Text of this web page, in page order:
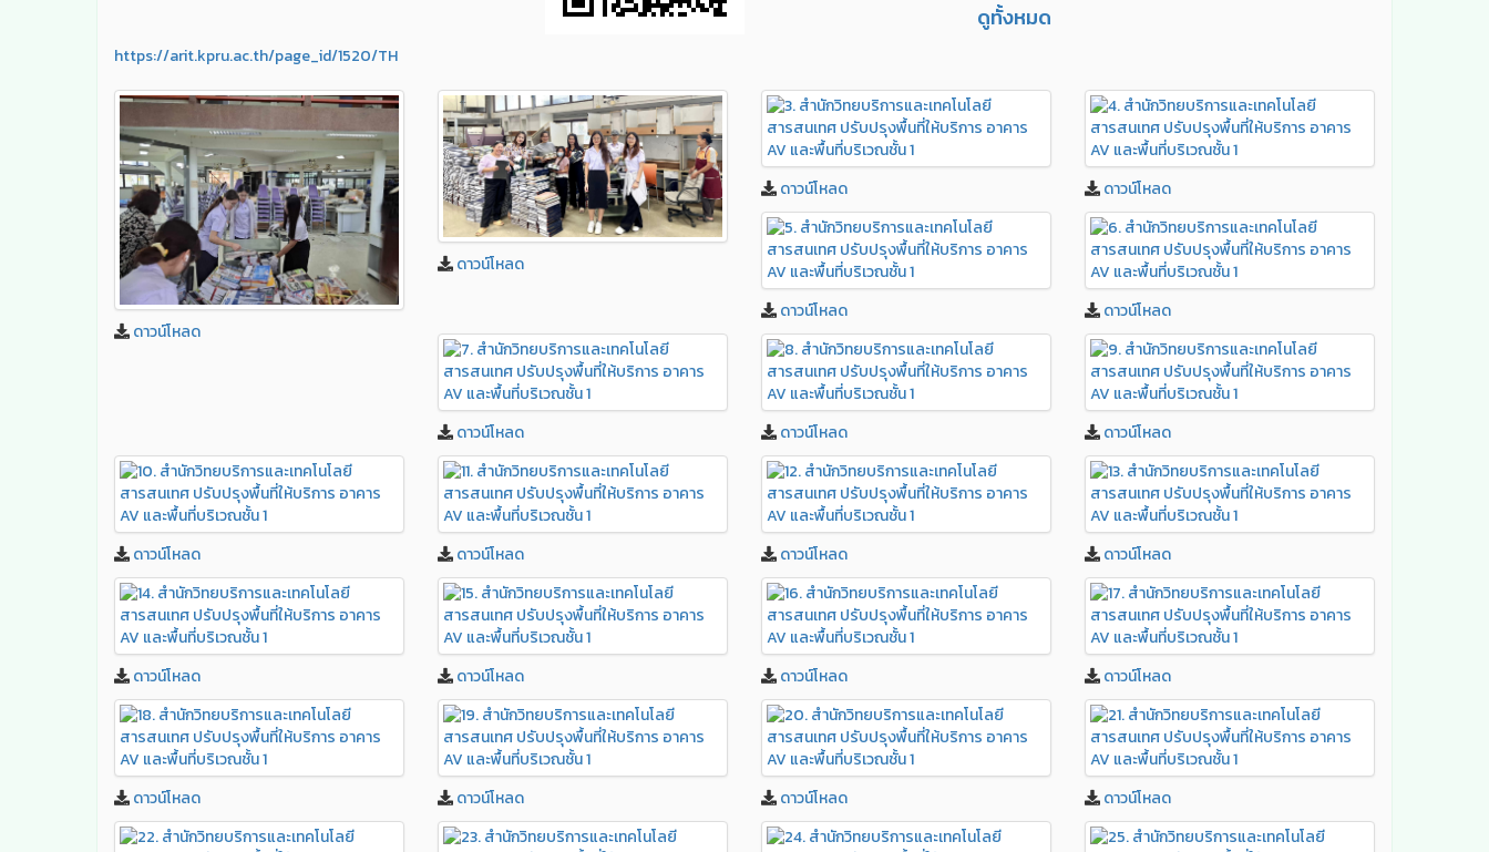
https://arit.kpru.ac.th/page_id/1520/TH
ดูทั้งหมด
ดาวน์โหลด
ดาวน์โหลด
ดาวน์โหลด ดาวน์โหลด
ดาวน์โหลด ดาวน์โหลด
ดาวน์โหลด ดาวน์โหลด ดาวน์โหลด
ดาวน์โหลด ดาวน์โหลด ดาวน์โหลด ดาวน์โหลด
ดาวน์โหลด ดาวน์โหลด ดาวน์โหลด ดาวน์โหลด
ดาวน์โหลด ดาวน์โหลด ดาวน์โหลด ดาวน์โหลด